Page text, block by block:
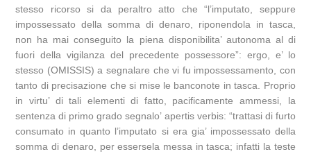
stesso ricorso si da peraltro atto che “l’imputato, seppure
impossessato della somma di denaro, riponendola in tasca,
non ha mai conseguito la piena disponibilita’ autonoma al di
fuori della vigilanza del precedente possessore”: ergo, e’ lo
stesso (OMISSIS) a segnalare che vi fu impossessamento, con
tanto di precisazione che si mise le banconote in tasca. Proprio
in virtu’ di tali elementi di fatto, pacificamente ammessi, la
sentenza di primo grado segnalo’ apertis verbis: “trattasi di furto
consumato in quanto l’imputato si era gia’ impossessato della
somma di denaro, per essersela messa in tasca; infatti la teste